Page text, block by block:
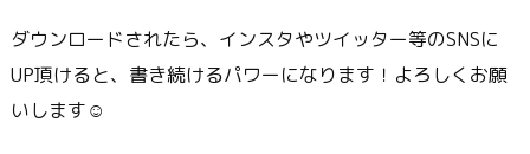
ダウンロードされたら、インスタやツイッター等のSNSに
UP頂けると、書き続けるパワーになります！よろしくお願
いします☺